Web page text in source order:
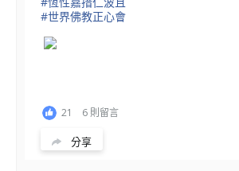
#世界佛教正心會
21 6 則留言
分享